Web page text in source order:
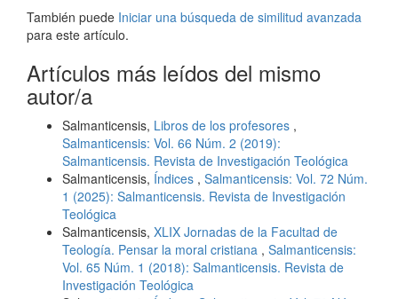
También puede Iniciar una búsqueda de similitud avanzada
para este artículo.
Artículos más leídos del mismo
autor/a
Salmanticensis, Libros de los profesores ,
Salmanticensis: Vol. 66 Núm. 2 (2019):
Salmanticensis. Revista de Investigación Teológica
Salmanticensis, Índices , Salmanticensis: Vol. 72 Núm.
1 (2025): Salmanticensis. Revista de Investigación
Teológica
Salmanticensis, XLIX Jornadas de la Facultad de
Teología. Pensar la moral cristiana , Salmanticensis:
Vol. 65 Núm. 1 (2018): Salmanticensis. Revista de
Investigación Teológica